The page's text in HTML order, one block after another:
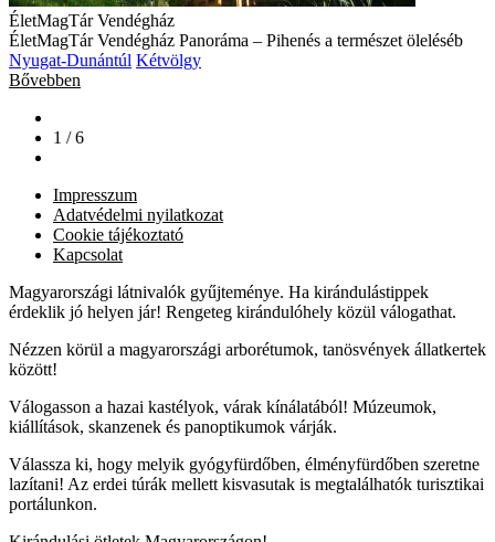
ÉletMagTár Vendégház
ÉletMagTár Vendégház Panoráma – Pihenés a természet öleléséb
Nyugat-Dunántúl Kétvölgy
Bővebben
1 / 6
Impresszum
Adatvédelmi nyilatkozat
Cookie tájékoztató
Kapcsolat
Magyarországi látnivalók gyűjteménye. Ha kirándulástippek
érdeklik jó helyen jár! Rengeteg kirándulóhely közül válogathat.
Nézzen körül a magyarországi arborétumok, tanösvények állatkertek
között!
Válogasson a hazai kastélyok, várak kínálatából! Múzeumok,
kiállítások, skanzenek és panoptikumok várják.
Válassza ki, hogy melyik gyógyfürdőben, élményfürdőben szeretne
lazítani! Az erdei túrák mellett kisvasutak is megtalálhatók turisztikai
portálunkon.